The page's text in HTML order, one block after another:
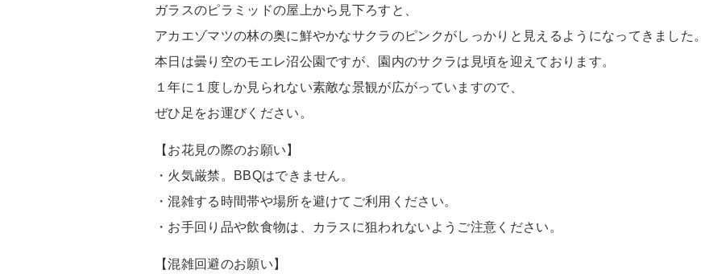
ガラスのピラミッドの屋上から見下ろすと、
アカエゾマツの林の奥に鮮やかなサクラのピンクがしっかりと見えるようになってきました。
本日は曇り空のモエレ沼公園ですが、園内のサクラは見頃を迎えております。
１年に１度しか見られない素敵な景観が広がっていますので、
ぜひ足をお運びください。
【お花見の際のお願い】
・火気厳禁。BBQはできません。
・混雑する時間帯や場所を避けてご利用ください。
・お手回り品や飲食物は、カラスに狙われないようご注意ください。
【混雑回避のお願い】